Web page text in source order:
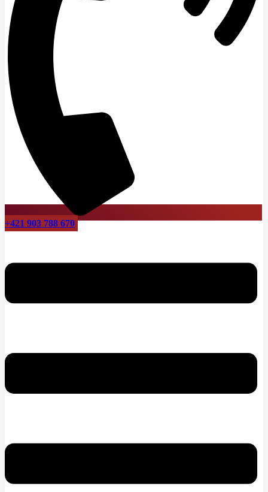
+421 903 788 670